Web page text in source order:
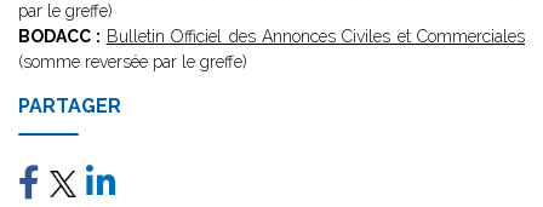
par le greffe)
BODACC : Bulletin Officiel des Annonces Civiles et Commerciales
(somme reversée par le greffe)
PARTAGER